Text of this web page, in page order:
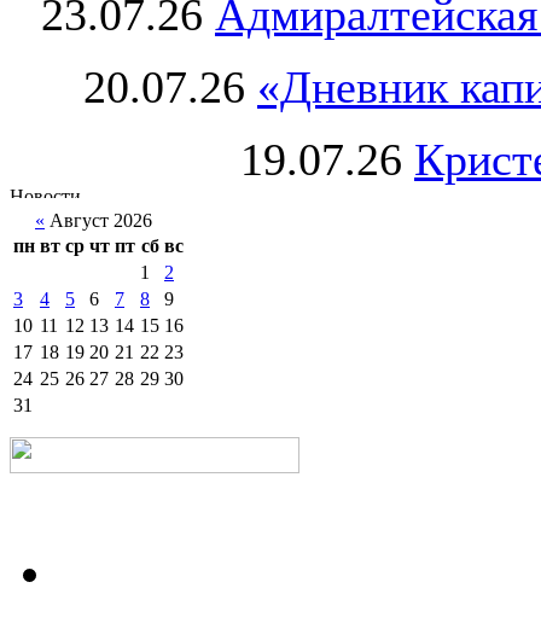
23.07.26
20.07.26 «Дневник
19.07.26
« Август 2026
пн вт ср чт пт сб вс
1
2
3
4 5 6 7 8
9
10 11 12 13 14 15 16
17 18 19 20 21 22 23
24 25 26 27 28 29 30
31